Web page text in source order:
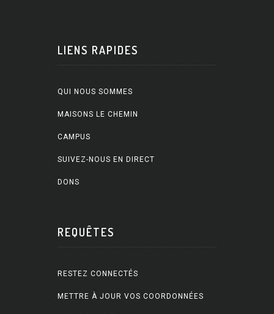
LIENS RAPIDES
QUI NOUS SOMMES
MAISONS LE CHEMIN
CAMPUS
SUIVEZ-NOUS EN DIRECT
DONS
REQUÊTES
RESTEZ CONNECTÉS
METTRE À JOUR VOS COORDONNÉES